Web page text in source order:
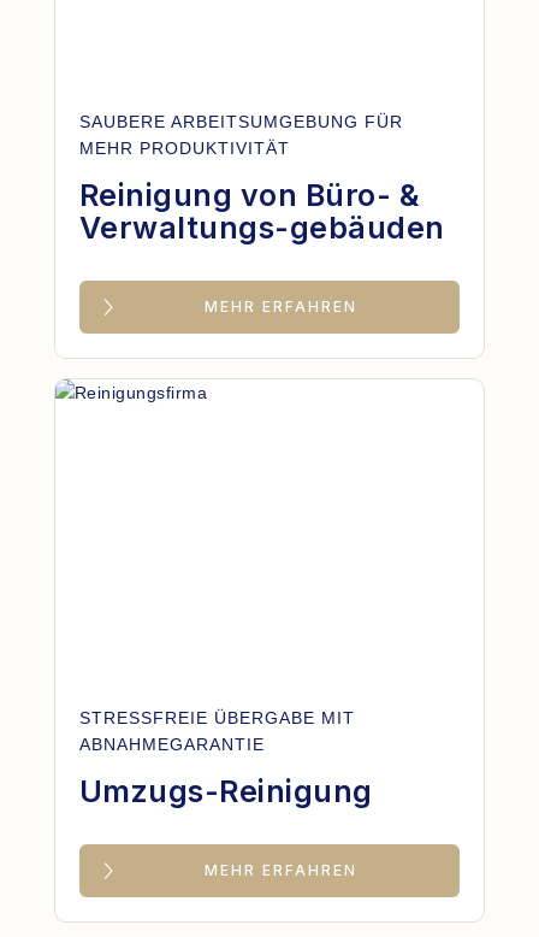
SAUBERE ARBEITSUMGEBUNG FÜR
MEHR PRODUKTIVITÄT
Reinigung von Büro- &
Verwaltungs-gebäuden
MEHR ERFAHREN
STRESSFREIE ÜBERGABE MIT
ABNAHMEGARANTIE
Umzugs-Reinigung
MEHR ERFAHREN